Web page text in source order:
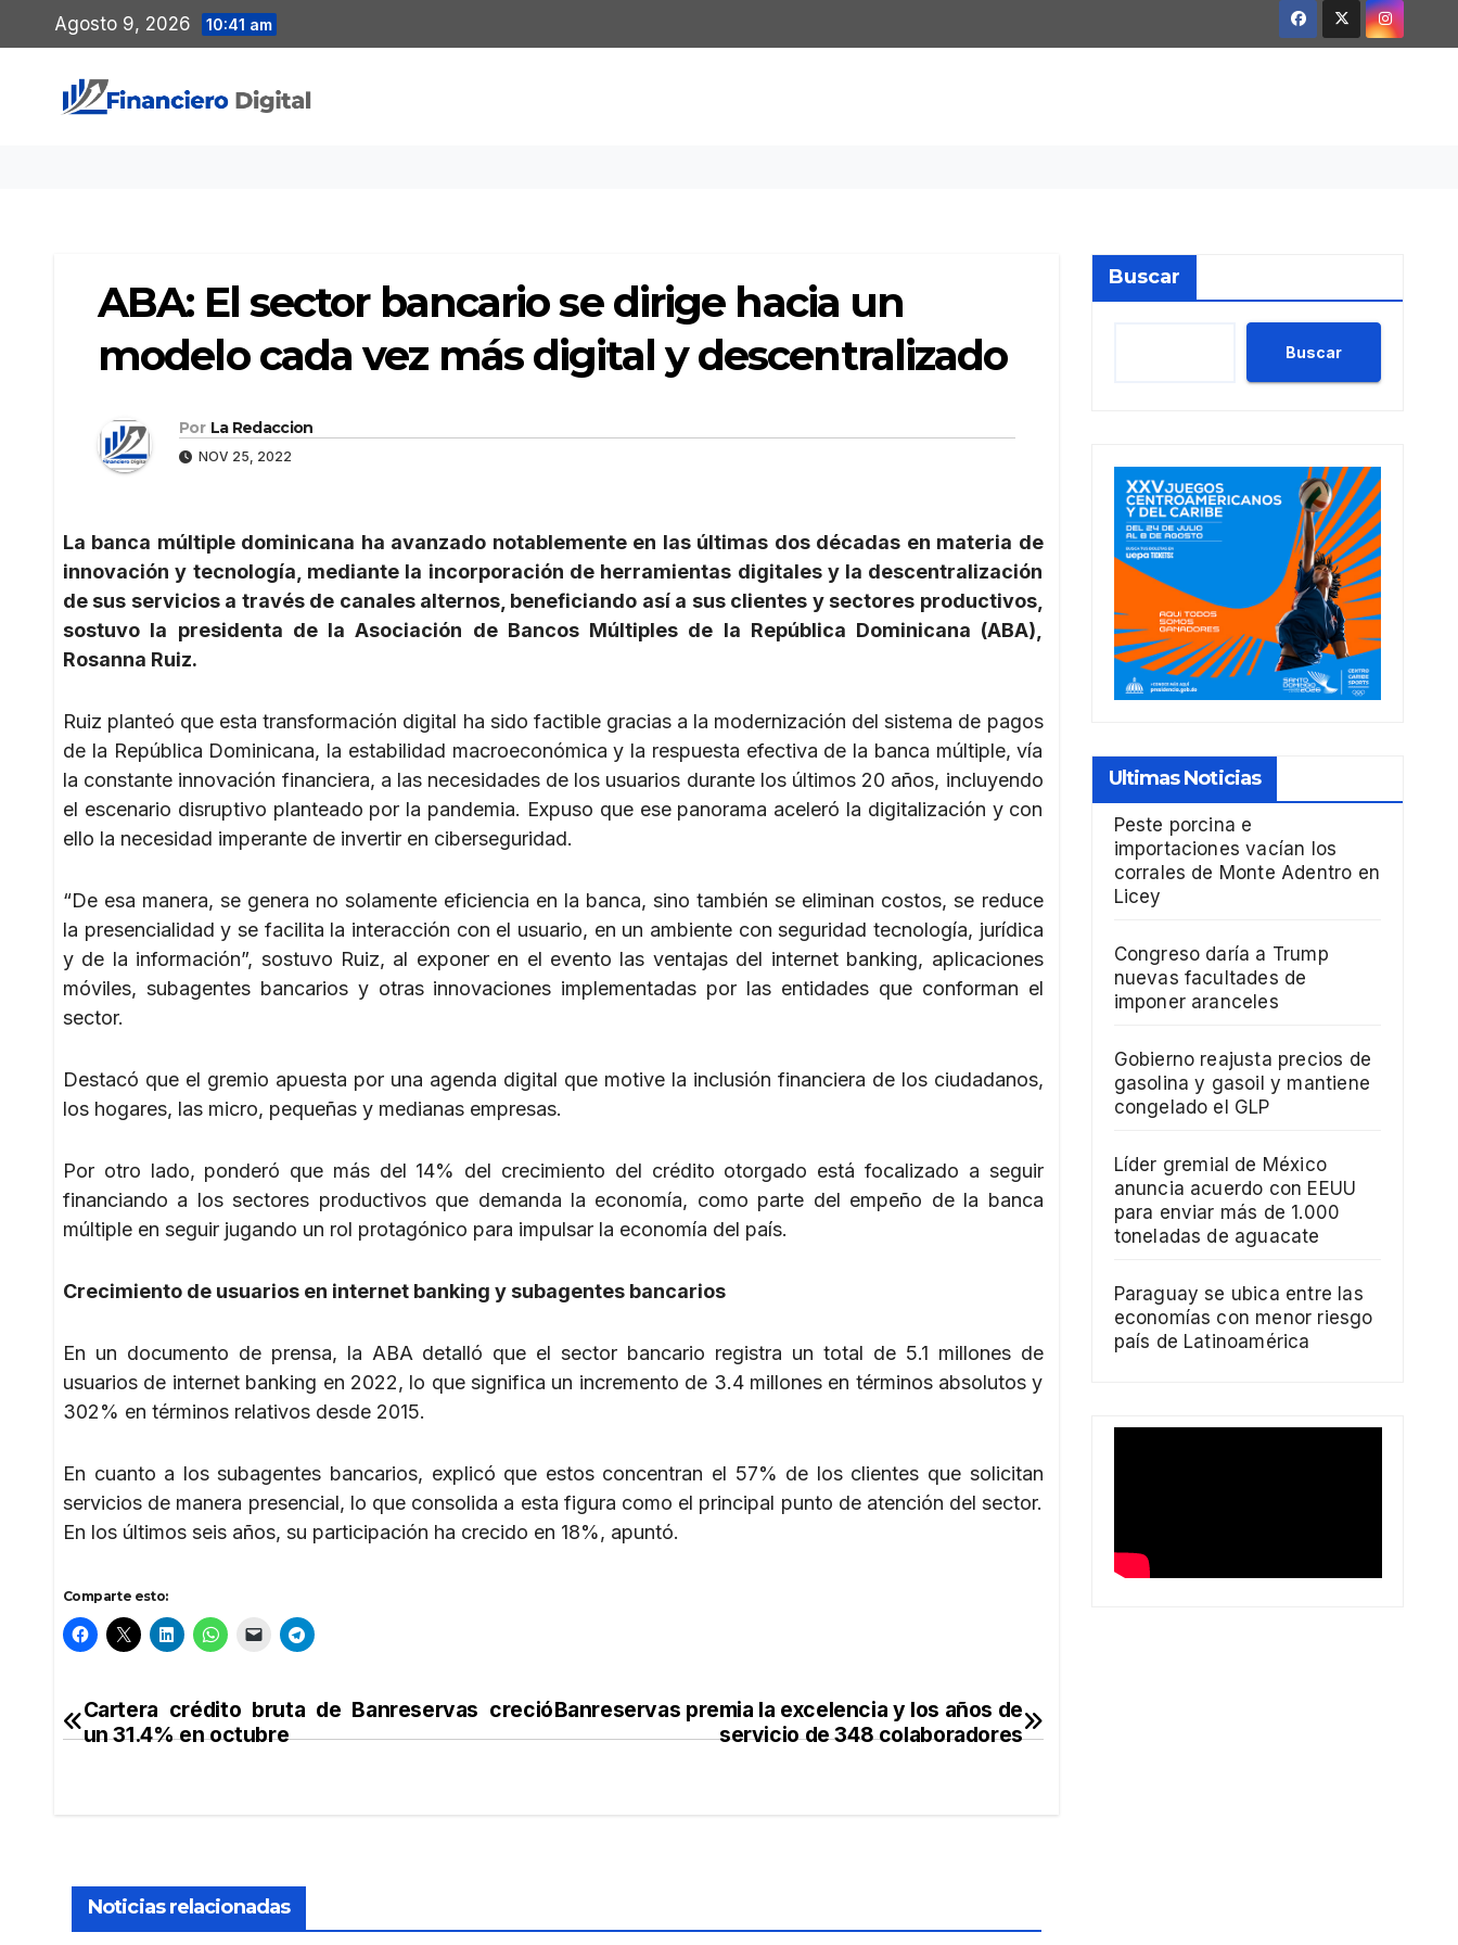
al
contenido
Agosto 9, 2026 10:41 am
ABA: El sector bancario se dirige hacia un
modelo cada vez más digital y descentralizado
Por La Redaccion
NOV 25, 2022
La banca múltiple dominicana ha avanzado notablemente en las últimas dos décadas en materia de
innovación y tecnología, mediante la incorporación de herramientas digitales y la descentralización
de sus servicios a través de canales alternos, beneficiando así a sus clientes y sectores productivos,
sostuvo la presidenta de la Asociación de Bancos Múltiples de la República Dominicana (ABA),
Rosanna Ruiz.
Ruiz planteó que esta transformación digital ha sido factible gracias a la modernización del sistema de pagos
de la República Dominicana, la estabilidad macroeconómica y la respuesta efectiva de la banca múltiple, vía
la constante innovación financiera, a las necesidades de los usuarios durante los últimos 20 años, incluyendo
el escenario disruptivo planteado por la pandemia. Expuso que ese panorama aceleró la digitalización y con
ello la necesidad imperante de invertir en ciberseguridad.
“De esa manera, se genera no solamente eficiencia en la banca, sino también se eliminan costos, se reduce
la presencialidad y se facilita la interacción con el usuario, en un ambiente con seguridad tecnología, jurídica
y de la información”, sostuvo Ruiz, al exponer en el evento las ventajas del internet banking, aplicaciones
móviles, subagentes bancarios y otras innovaciones implementadas por las entidades que conforman el
sector.
Destacó que el gremio apuesta por una agenda digital que motive la inclusión financiera de los ciudadanos,
los hogares, las micro, pequeñas y medianas empresas.
Por otro lado, ponderó que más del 14% del crecimiento del crédito otorgado está focalizado a seguir
financiando a los sectores productivos que demanda la economía, como parte del empeño de la banca
múltiple en seguir jugando un rol protagónico para impulsar la economía del país.
Crecimiento de usuarios en internet banking y subagentes bancarios
En un documento de prensa, la ABA detalló que el sector bancario registra un total de 5.1 millones de
usuarios de internet banking en 2022, lo que significa un incremento de 3.4 millones en términos absolutos y
302% en términos relativos desde 2015.
En cuanto a los subagentes bancarios, explicó que estos concentran el 57% de los clientes que solicitan
servicios de manera presencial, lo que consolida a esta figura como el principal punto de atención del sector.
En los últimos seis años, su participación ha crecido en 18%, apuntó.
Comparte esto:
Navegación
Banreservas premia la excelencia y los años de
servicio de 348 colaboradores
Cartera crédito bruta de Banreservas creció
un 31.4% en octubre
Noticias relacionadas
Buscar
Buscar
Ultimas Noticias
Peste porcina e
importaciones vacían los
corrales de Monte Adentro en
Licey
Congreso daría a Trump
nuevas facultades de
imponer aranceles
Gobierno reajusta precios de
gasolina y gasoil y mantiene
congelado el GLP
Líder gremial de México
anuncia acuerdo con EEUU
para enviar más de 1.000
toneladas de aguacate
Paraguay se ubica entre las
economías con menor riesgo
país de Latinoamérica